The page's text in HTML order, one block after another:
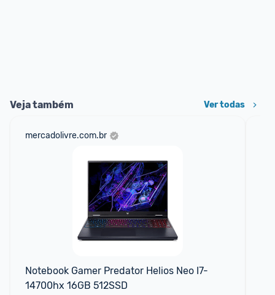
Veja também Ver todas
mercadolivre.com.br
Notebook Gamer Predator Helios Neo I7-
14700hx 16GB 512SSD